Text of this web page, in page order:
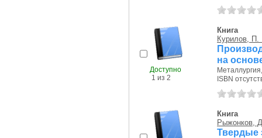
Доступно
1 из 2
Книга
Курилов, П.
на
ISBN
Книга
Рыжонков,
Твердые